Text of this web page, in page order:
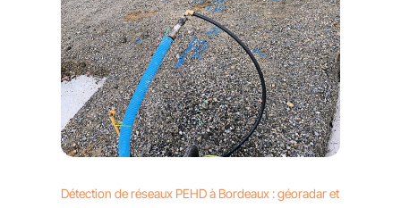
Détection de réseaux PEHD à Bordeaux : géoradar et